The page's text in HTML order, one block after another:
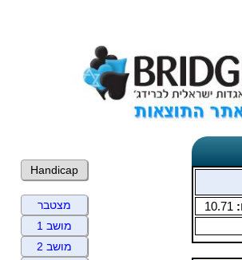
10.71
Handicap
מצטבר
מושב 1
מושב 2